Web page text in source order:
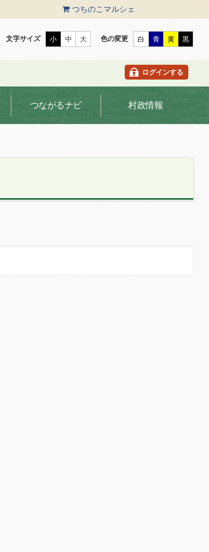
つちのこ マルシェ
文字サイズ 小 中 大 色の変更 白 青 黄 黒
ログインする
つながるナビ 村政情報